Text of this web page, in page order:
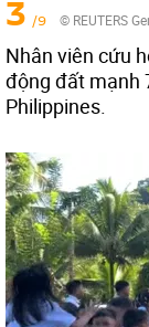
3 /9 © REUTERS
Nhân viên cứu
động đất mạnh
Philippines.